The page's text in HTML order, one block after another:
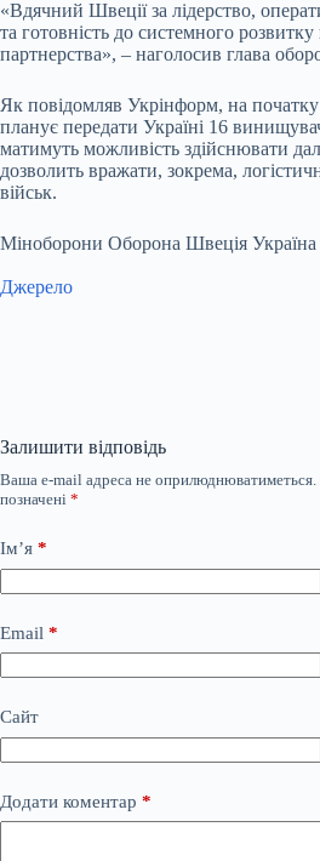
«Вдячний Швеції за лідерство,
та готовність до системного
партнерства», – наголосив глава
Як повідомляв Укрінформ, на
планує передати Україні 16
матимуть можливість здійснювати
дозволить вражати, зокрема,
військ.
Міноборони Оборона Швеція Україна
Джерело
Залишити відповідь
Ваша e-mail адреса не оприлюднюватиметься.
позначені *
Ім’я *
Email *
Сайт
Додати коментар *